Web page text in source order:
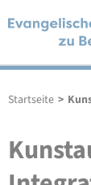
Startseite >